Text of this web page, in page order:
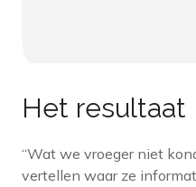
Het resultaat
“Wat we vroeger niet
vertellen waar ze